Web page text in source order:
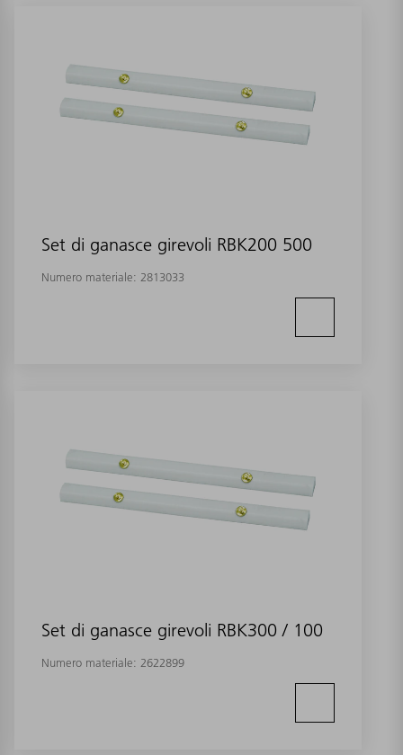
Set di ganasce girevoli RBK200 500
Numero materiale: 2813033
Set di ganasce girevoli RBK300 / 100
Numero materiale: 2622899